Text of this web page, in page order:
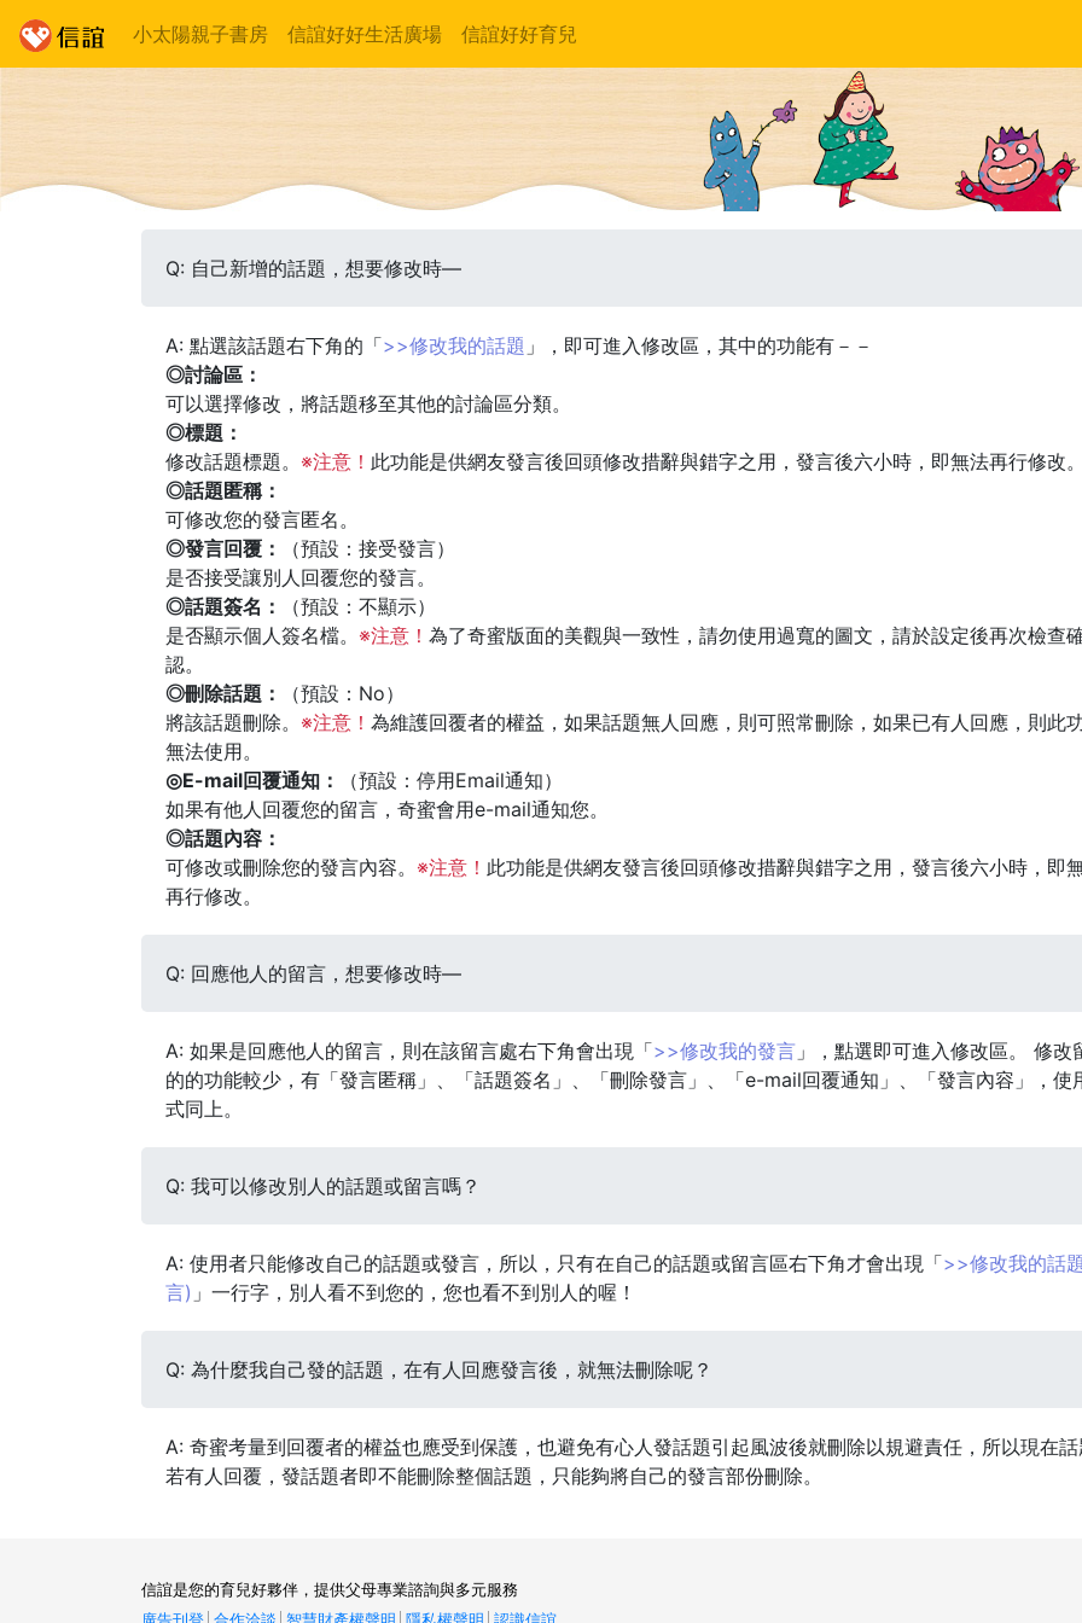
小太陽親子書房 信誼好好生活廣場 信誼好好育兒
Q: 自己新增的話題，想要修改時—
A: 點選該話題右下角的「>>修改我的話題 」，即可進入修改區，其中的功能有－－
◎討論區：
可以選擇修改，將話題移至其他的討論區分類。
◎標題：
修改話題標題。 ※注意！ 此功能是供網友發言後回頭修改措辭與錯字之用，發言後六小時，即無法再行修改
◎話題匿稱：
可修改您的發言匿名。
◎發言回覆：
（預設：接受發言）
是否接受讓別人回覆您的發言。
◎話題簽名：
（預設：不顯示）
是否顯示個人簽名檔。 ※注意！ 為了奇蜜版面的美觀與一致性，請勿使用過寬的圖文，請於設定後再次檢查
認。
◎刪除話題：
（預設：No）
將該話題刪除。 ※注意！ 為維護回覆者的權益，如果話題無人回應，則可照常刪除，如果已有人回應，則此
無法使用。
◎E-mail回覆通知：
（預設：停用Email通知）
如果有他人回覆您的留言，奇蜜會用e-mail通知您。
◎話題內容：
可修改或刪除您的發言內容。 ※注意！ 此功能是供網友發言後回頭修改措辭與錯字之用，發言後六小時，即
再行修改。
Q: 回應他人的留言，想要修改時—
A: 如果是回應他人的留言，則在該留言處右下角會出現「>>修改我的發言 」，點選即可進入修改區。 修改
的的功能較少，有「發言匿稱」、「話題簽名」、「刪除發言」、「e-mail回覆通知」、「發言內容」，使
式同上。
Q: 我可以修改別人的話題或留言嗎？
A: 使用者只能修改自己的話題或發言，所以，只有在自己的話題或留言區右下角才會出現「>>修改我的話
言) 」一行字，別人看不到您的，您也看不到別人的喔！
Q: 為什麼我自己發的話題，在有人回應發言後，就無法刪除呢？
A: 奇蜜考量到回覆者的權益也應受到保護，也避免有心人發話題引起風波後就刪除以規避責任，所以現在
若有人回覆，發話題者即不能刪除整個話題，只能夠將自己的發言部份刪除。
信誼是您的育兒好夥伴，提供父母專業諮詢與多元服務